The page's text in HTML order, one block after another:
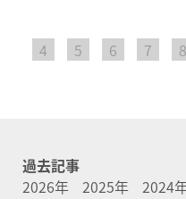
4 5 6 7 8
過去記事
2026年
2025年 2024